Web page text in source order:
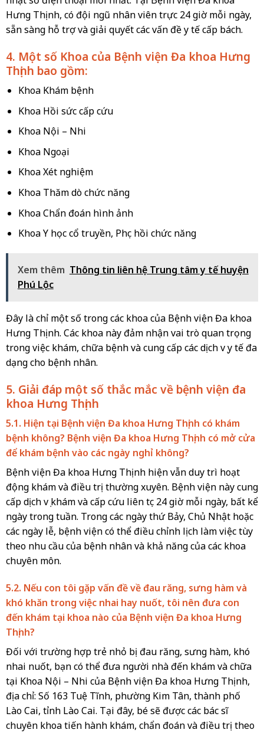
Hưng Thịnh, có đội ngũ nhân viên trực 24 giờ mỗi ngày,
sẵn sàng hỗ trợ và giải quyết các vấn đề y tế cấp bách.
4. Một số Khoa của Bệnh viện Đa khoa Hưng
Thịnh bao gồm:
Khoa Khám bệnh
Khoa Hồi sức cấp cứu
Khoa Nội – Nhi
Khoa Ngoại
Khoa Xét nghiệm
Khoa Thăm dò chức năng
Khoa Chẩn đoán hình ảnh
Khoa Y học cổ truyền, Phục hồi chức năng
Xem thêm Thông tin liên hệ Trung tâm y tế huyện
Phú Lộc
Đây là chỉ một số trong các khoa của Bệnh viện Đa khoa
Hưng Thịnh. Các khoa này đảm nhận vai trò quan trọng
trong việc khám, chữa bệnh và cung cấp các dịch vụ y tế đa
dạng cho bệnh nhân.
5. Giải đáp một số thắc mắc về bệnh viện đa
khoa Hưng Thịnh
5.1. Hiện tại Bệnh viện Đa khoa Hưng Thịnh có khám
bệnh không? Bệnh viện Đa khoa Hưng Thịnh có mở cửa
để khám bệnh vào các ngày nghỉ không?
Bệnh viện Đa khoa Hưng Thịnh hiện vẫn duy trì hoạt
động khám và điều trị thường xuyên. Bệnh viện này cung
cấp dịch vụ khám và cấp cứu liên tục 24 giờ mỗi ngày, bất kể
ngày trong tuần. Trong các ngày thứ Bảy, Chủ Nhật hoặc
các ngày lễ, bệnh viện có thể điều chỉnh lịch làm việc tùy
theo nhu cầu của bệnh nhân và khả năng của các khoa
chuyên môn.
5.2. Nếu con tôi gặp vấn đề về đau răng, sưng hàm và
khó khăn trong việc nhai hay nuốt, tôi nên đưa con
đến khám tại khoa nào của Bệnh viện Đa khoa Hưng
Thịnh?
Đối với trường hợp trẻ nhỏ bị đau răng, sưng hàm, khó
nhai nuốt, bạn có thể đưa người nhà đến khám và chữa
tại Khoa Nội – Nhi của Bệnh viện Đa khoa Hưng Thịnh,
địa chỉ: Số 163 Tuệ Tĩnh, phường Kim Tân, thành phố
Lào Cai, tỉnh Lào Cai. Tại đây, bé sẽ được các bác sĩ
chuyên khoa tiến hành khám, chẩn đoán và điều trị theo